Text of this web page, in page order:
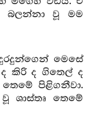
බලන්නා වූ මම
මෙසේ
කිරි ද ගිතෙල් ද
පිළිගනීවා.
තෙමේ